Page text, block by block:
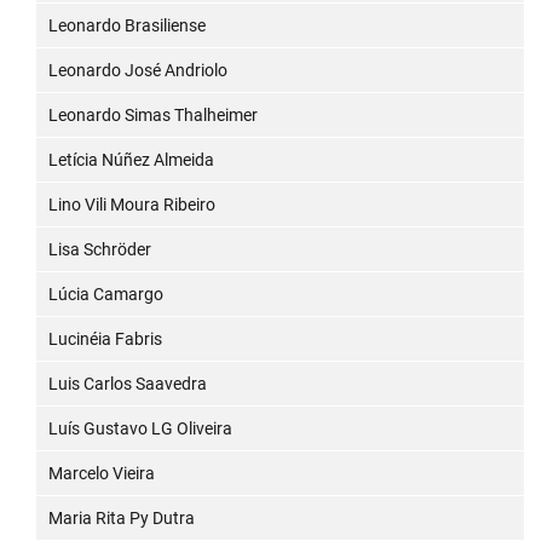
Leonardo Brasiliense
Leonardo José Andriolo
Leonardo Simas Thalheimer
Letícia Núñez Almeida
Lino Vili Moura Ribeiro
Lisa Schröder
Lúcia Camargo
Lucinéia Fabris
Luis Carlos Saavedra
Luís Gustavo LG Oliveira
Marcelo Vieira
Maria Rita Py Dutra